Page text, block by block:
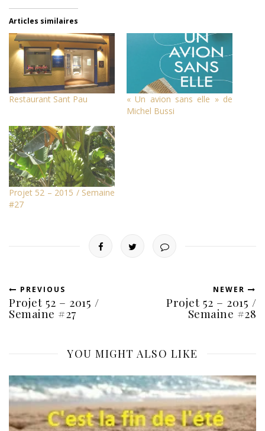
Articles similaires
Restaurant Sant Pau
« Un avion sans elle » de
Michel Bussi
Projet 52 – 2015 / Semaine
#27
PREVIOUS
Projet 52 – 2015 /
Semaine #27
NEWER
Projet 52 – 2015 /
Semaine #28
YOU MIGHT ALSO LIKE